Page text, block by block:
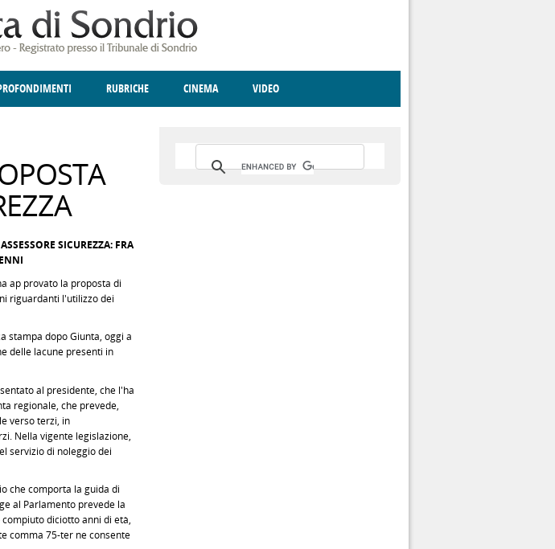
RUBRICHE CINEMA VIDEO
SICUREZZA: FRA
ap provato la proposta di
riguardanti l'utilizzo dei
stampa dopo Giunta, oggi a
delle lacune presenti in
al presidente, che l'ha
regionale, che prevede,
verso terzi, in
Nella vigente legislazione,
servizio di noleggio dei
che comporta la guida di
al Parlamento prevede la
diciotto anni di età,
comma 75-ter ne consente